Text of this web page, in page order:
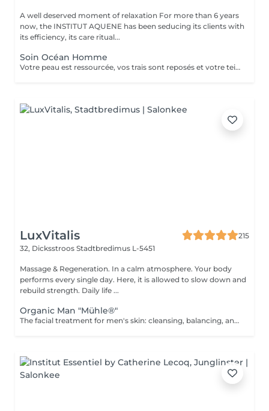
A well deserved moment of relaxation For more than 6 years
now, the INSTITUT AQUENE has been seducing its clients with
its efficiency, its care ritual...
Soin Océan Homme
Votre peau est ressourcée, vos trais sont reposés et votre teint plus lumineux. Véritable recharge d'énergie, les extraits d'algue bleue sont libérés au cur des cellules pour une action anti-âge et antifatigue.
LuxVitalis
215
32, Dicksstroos Stadtbredimus L-5451
Massage & Regeneration. In a calm atmosphere. Your body
performs every single day. Here, it is allowed to slow down and
rebuild strength. Daily life ...
Organic Man "Mühle®"
The facial treatment for men's skin: cleansing, balancing, and soothing. Ideal for blemishes or stressed skin. The finest aromas combined with the best that nature can offer us: In the ORGANIC natural cosmetics range, MÜHLE® combines sustainability with luxury. Pure argan oil, nourishing shea butter, the healing power of aloe vera, and soothing calendula and chamomileevery single ingredient comes from certified organic cultivation or wild harvesting.